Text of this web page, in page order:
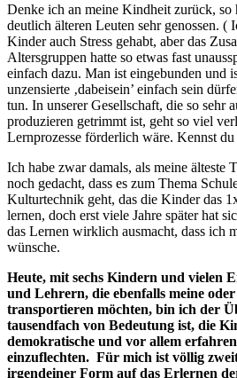
Denke ich an meine Kindheit zurück, so
deutlich älteren Leuten sehr genossen. (
Kinder auch Stress gehabt, aber das
Altersgruppen hatte so etwas fast
einfach dazu. Man ist eingebunden und
unzensierte ‚dabeisein’ einfach sein
tun. In unserer Gesellschaft, die so sehr
produzieren getrimmt ist, geht so viel
Lernprozesse förderlich wäre. Kennst du
Ich habe zwar damals, als meine älteste
noch gedacht, dass es zum Thema
Kulturtechnik geht, das die Kinder das
lernen, doch erst viele Jahre später hat
das Lernen wirklich ausmacht, dass ich
wünsche.
Heute, mit sechs Kindern und vielen
und Lehrern, die ebenfalls meine
transportieren möchten, bin ich der
tausendfach von Bedeutung ist, die
demokratische und vor allem
einzuflechten. Für mich ist völlig
irgendeiner Form auf das Erlernen